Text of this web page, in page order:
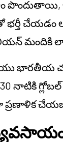
పొందుతాయి,
చేయడం
మందికి
భారతీయ
నాటికి
ప్రణాళిక